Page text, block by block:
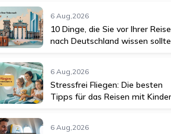
6 Aug,2026
10 Dinge, die Sie vor Ihrer Reise
nach Deutschland wissen
6 Aug,2026
Stressfrei Fliegen: Die besten
Tipps für das Reisen mit
6 Aug,2026